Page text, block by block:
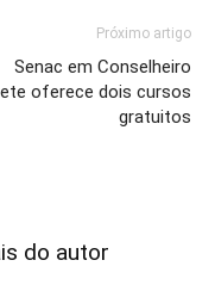
Próximo artigo
Senac em Conselheiro
oferece dois cursos
gratuitos
do autor